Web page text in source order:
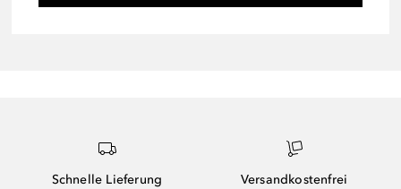
Schnelle Lieferung
Versandkostenfrei